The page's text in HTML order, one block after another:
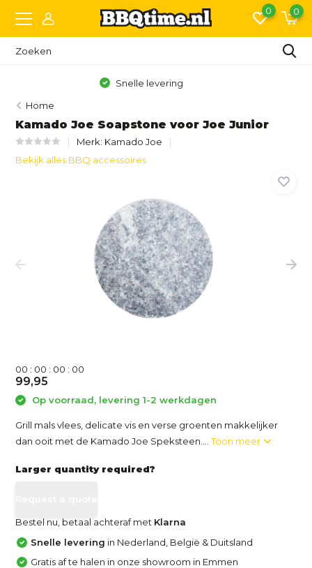
0 0
Gratis bezorging vanaf €150,- (NL)*
Home
Kamado Joe Soapstone voor Joe Junior
Merk: Kamado Joe
Bekijk alles BBQ accessoires
00 : 00 : 00 : 00
99,95
Op voorraad, levering 1-2 werkdagen
Grill mals vlees, delicate vis en verse groenten makkelijker
dan ooit met de Kamado Joe Speksteen....Toon meer
Larger quantity required?
Bestel nu, betaal achteraf met Klarna
Snelle levering in Nederland, België & Duitsland
Gratis af te halen in onze showroom in Emmen